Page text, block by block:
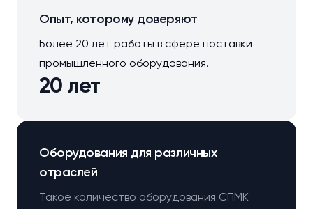
20 лет
Опыт, которому доверяют
Более 20 лет работы в сфере поставки
промышленного оборудования.
Оборудования для различных
отраслей
Такое количество оборудования СПМК